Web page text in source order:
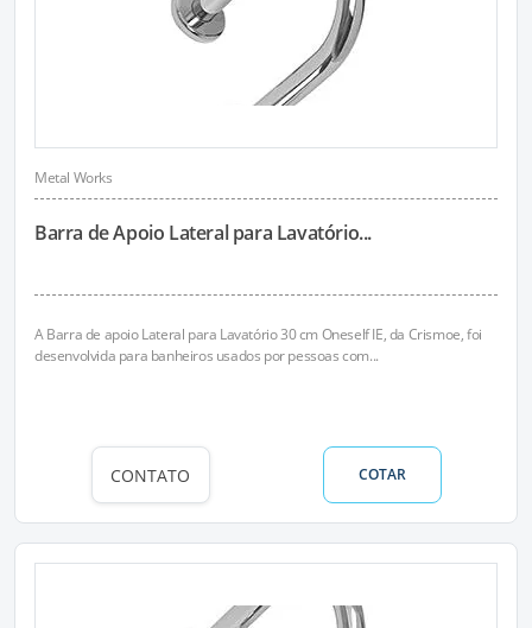
Metal Works
Barra de Apoio Lateral para Lavatório...
A Barra de apoio Lateral para Lavatório 30 cm Oneself IE, da Crismoe, foi
desenvolvida para banheiros usados por pessoas com...
CONTATO COTAR